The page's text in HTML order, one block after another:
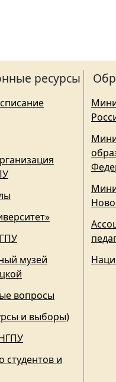
ресурсы
музей
вопросы
и выборы)
студентов и